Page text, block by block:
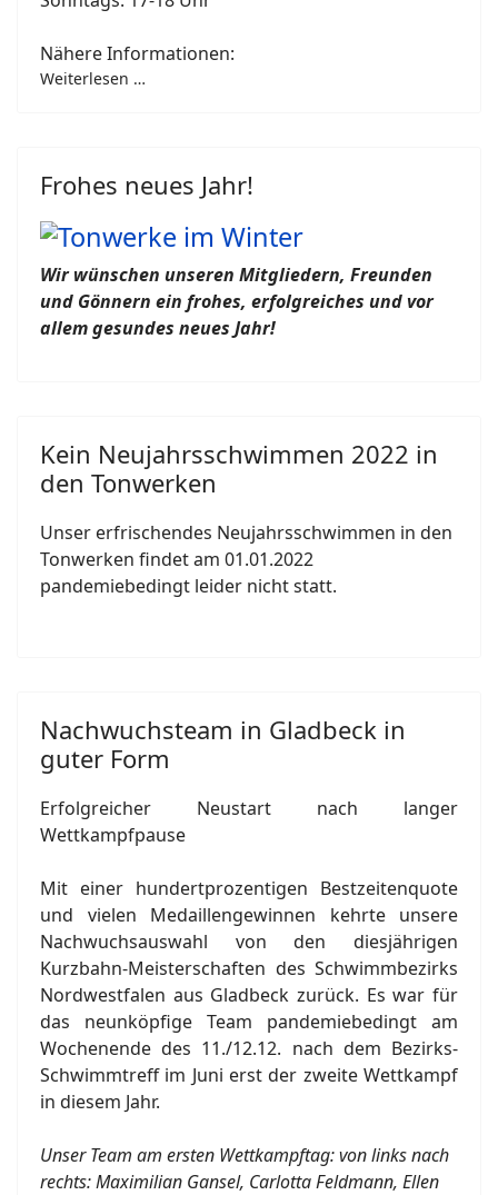
Nähere Informationen:
Weiterlesen …
Frohes neues Jahr!
Wir wünschen unseren Mitgliedern, Freunden
und Gönnern ein frohes, erfolgreiches und vor
allem gesundes neues Jahr!
Kein Neujahrsschwimmen 2022 in
den Tonwerken
Unser erfrischendes Neujahrsschwimmen in den
Tonwerken findet am 01.01.2022
pandemiebedingt leider nicht statt.
Nachwuchsteam in Gladbeck in
guter Form
Erfolgreicher Neustart nach langer
Wettkampfpause
Mit einer hundertprozentigen Bestzeitenquote
und vielen Medaillengewinnen kehrte unsere
Nachwuchsauswahl von den diesjährigen
Kurzbahn-Meisterschaften des Schwimmbezirks
Nordwestfalen aus Gladbeck zurück. Es war für
das neunköpfige Team pandemiebedingt am
Wochenende des 11./12.12. nach dem Bezirks-
Schwimmtreff im Juni erst der zweite Wettkampf
in diesem Jahr.
Unser Team am ersten Wettkampftag: von links nach
rechts: Maximilian Gansel, Carlotta Feldmann, Ellen